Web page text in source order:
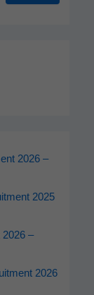
2026 –
2025
2026 –
2026